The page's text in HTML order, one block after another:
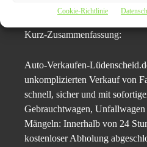
Cookie-Richtlinie
Kurz-Zusammenfassung:
Auto-Verkaufen-
unkomplizierten Verkauf von
schnell, sicher und mit
Gebrauchtwagen,
Mängeln: Innerhalb von 24
kostenloser Abholung